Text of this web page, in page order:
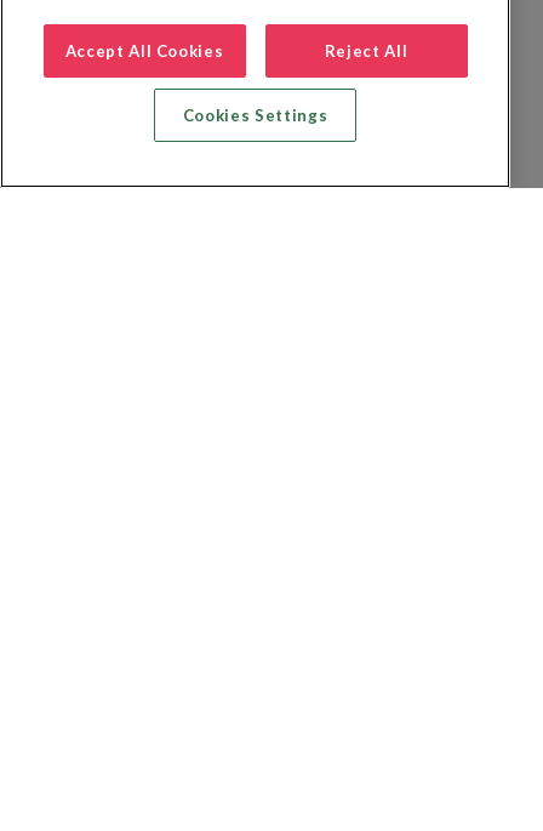
Accept All Cookies Reject All
Cookies Settings